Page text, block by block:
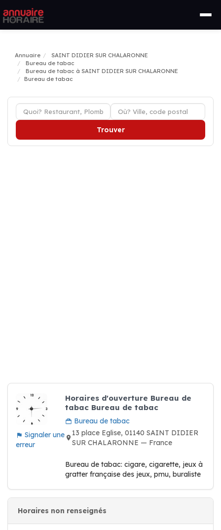
Annuaire
SAINT DIDIER SUR CHALARONNE
Bureau de tabac
Bureau de tabac à SAINT DIDIER SUR CHALARONNE
Bureau de tabac
Trouver
Signaler une
erreur
Horaires d'ouverture Bureau de
tabac Bureau de tabac
Bureau de tabac
13 place Eglise, 01140 SAINT DIDIER
SUR CHALARONNE — France
Bureau de tabac: cigare, cigarette, jeux à
gratter française des jeux, pmu, buraliste
Horaires non renseignés